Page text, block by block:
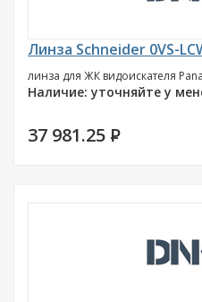
Линза Schneider 0VS-
линза для ЖК видоискателя
Наличие: уточняйте у
37 981.25 P